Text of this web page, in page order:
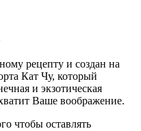
рецепту и создан на
Кат Чу, который
и экзотическая
Ваше воображение.
чтобы оставлять